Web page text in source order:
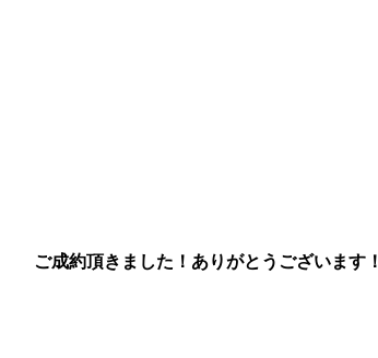
ご成約頂きました！ありがとうございます！